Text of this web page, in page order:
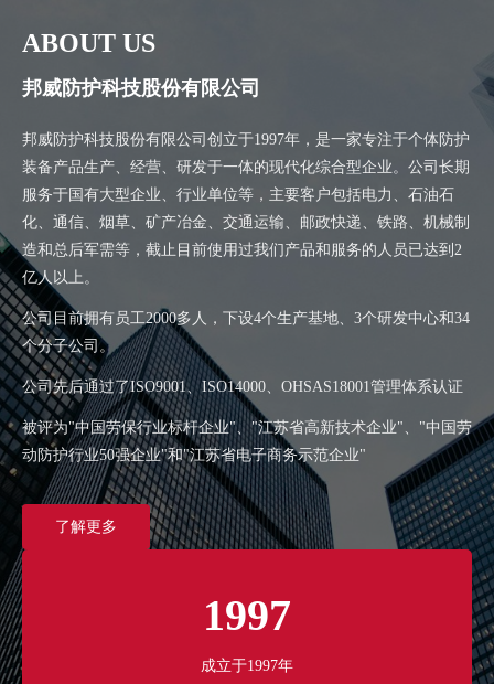
ABOUT US
邦威防护科技股份有限公司
邦威防护科技股份有限公司创立于1997年，是一家专注于个体防护
装备产品生产、经营、研发于一体的现代化综合型企业。公司长期
服务于国有大型企业、行业单位等，主要客户包括电力、石油石
化、通信、烟草、矿产冶金、交通运输、邮政快递、铁路、机械制
造和总后军需等，截止目前使用过我们产品和服务的人员已达到2
亿人以上。
公司目前拥有员工2000多人，下设4个生产基地、3个研发中心和34
个分子公司。
公司先后通过了ISO9001、ISO14000、OHSAS18001管理体系认证
被评为"中国劳保行业标杆企业"、"江苏省高新技术企业"、"中国劳
动防护行业50强企业"和"江苏省电子商务示范企业"
了解更多
1997
成立于1997年